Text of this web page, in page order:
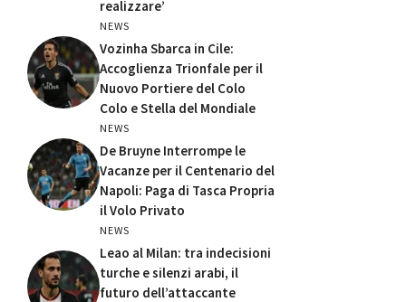
realizzare’
NEWS
Vozinha Sbarca in Cile:
Accoglienza Trionfale per il
Nuovo Portiere del Colo
Colo e Stella del Mondiale
NEWS
De Bruyne Interrompe le
Vacanze per il Centenario del
Napoli: Paga di Tasca Propria
il Volo Privato
NEWS
Leao al Milan: tra indecisioni
turche e silenzi arabi, il
futuro dell’attaccante